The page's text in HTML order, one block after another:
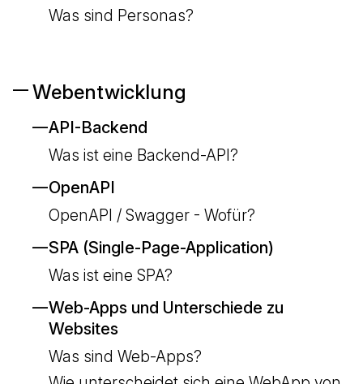
Was sind Personas?
Webentwicklung
API-Backend
Was ist eine Backend-API?
OpenAPI
OpenAPI / Swagger - Wofür?
SPA (Single-Page-Application)
Was ist eine SPA?
Web-Apps und Unterschiede zu
Websites
Was sind Web-Apps?